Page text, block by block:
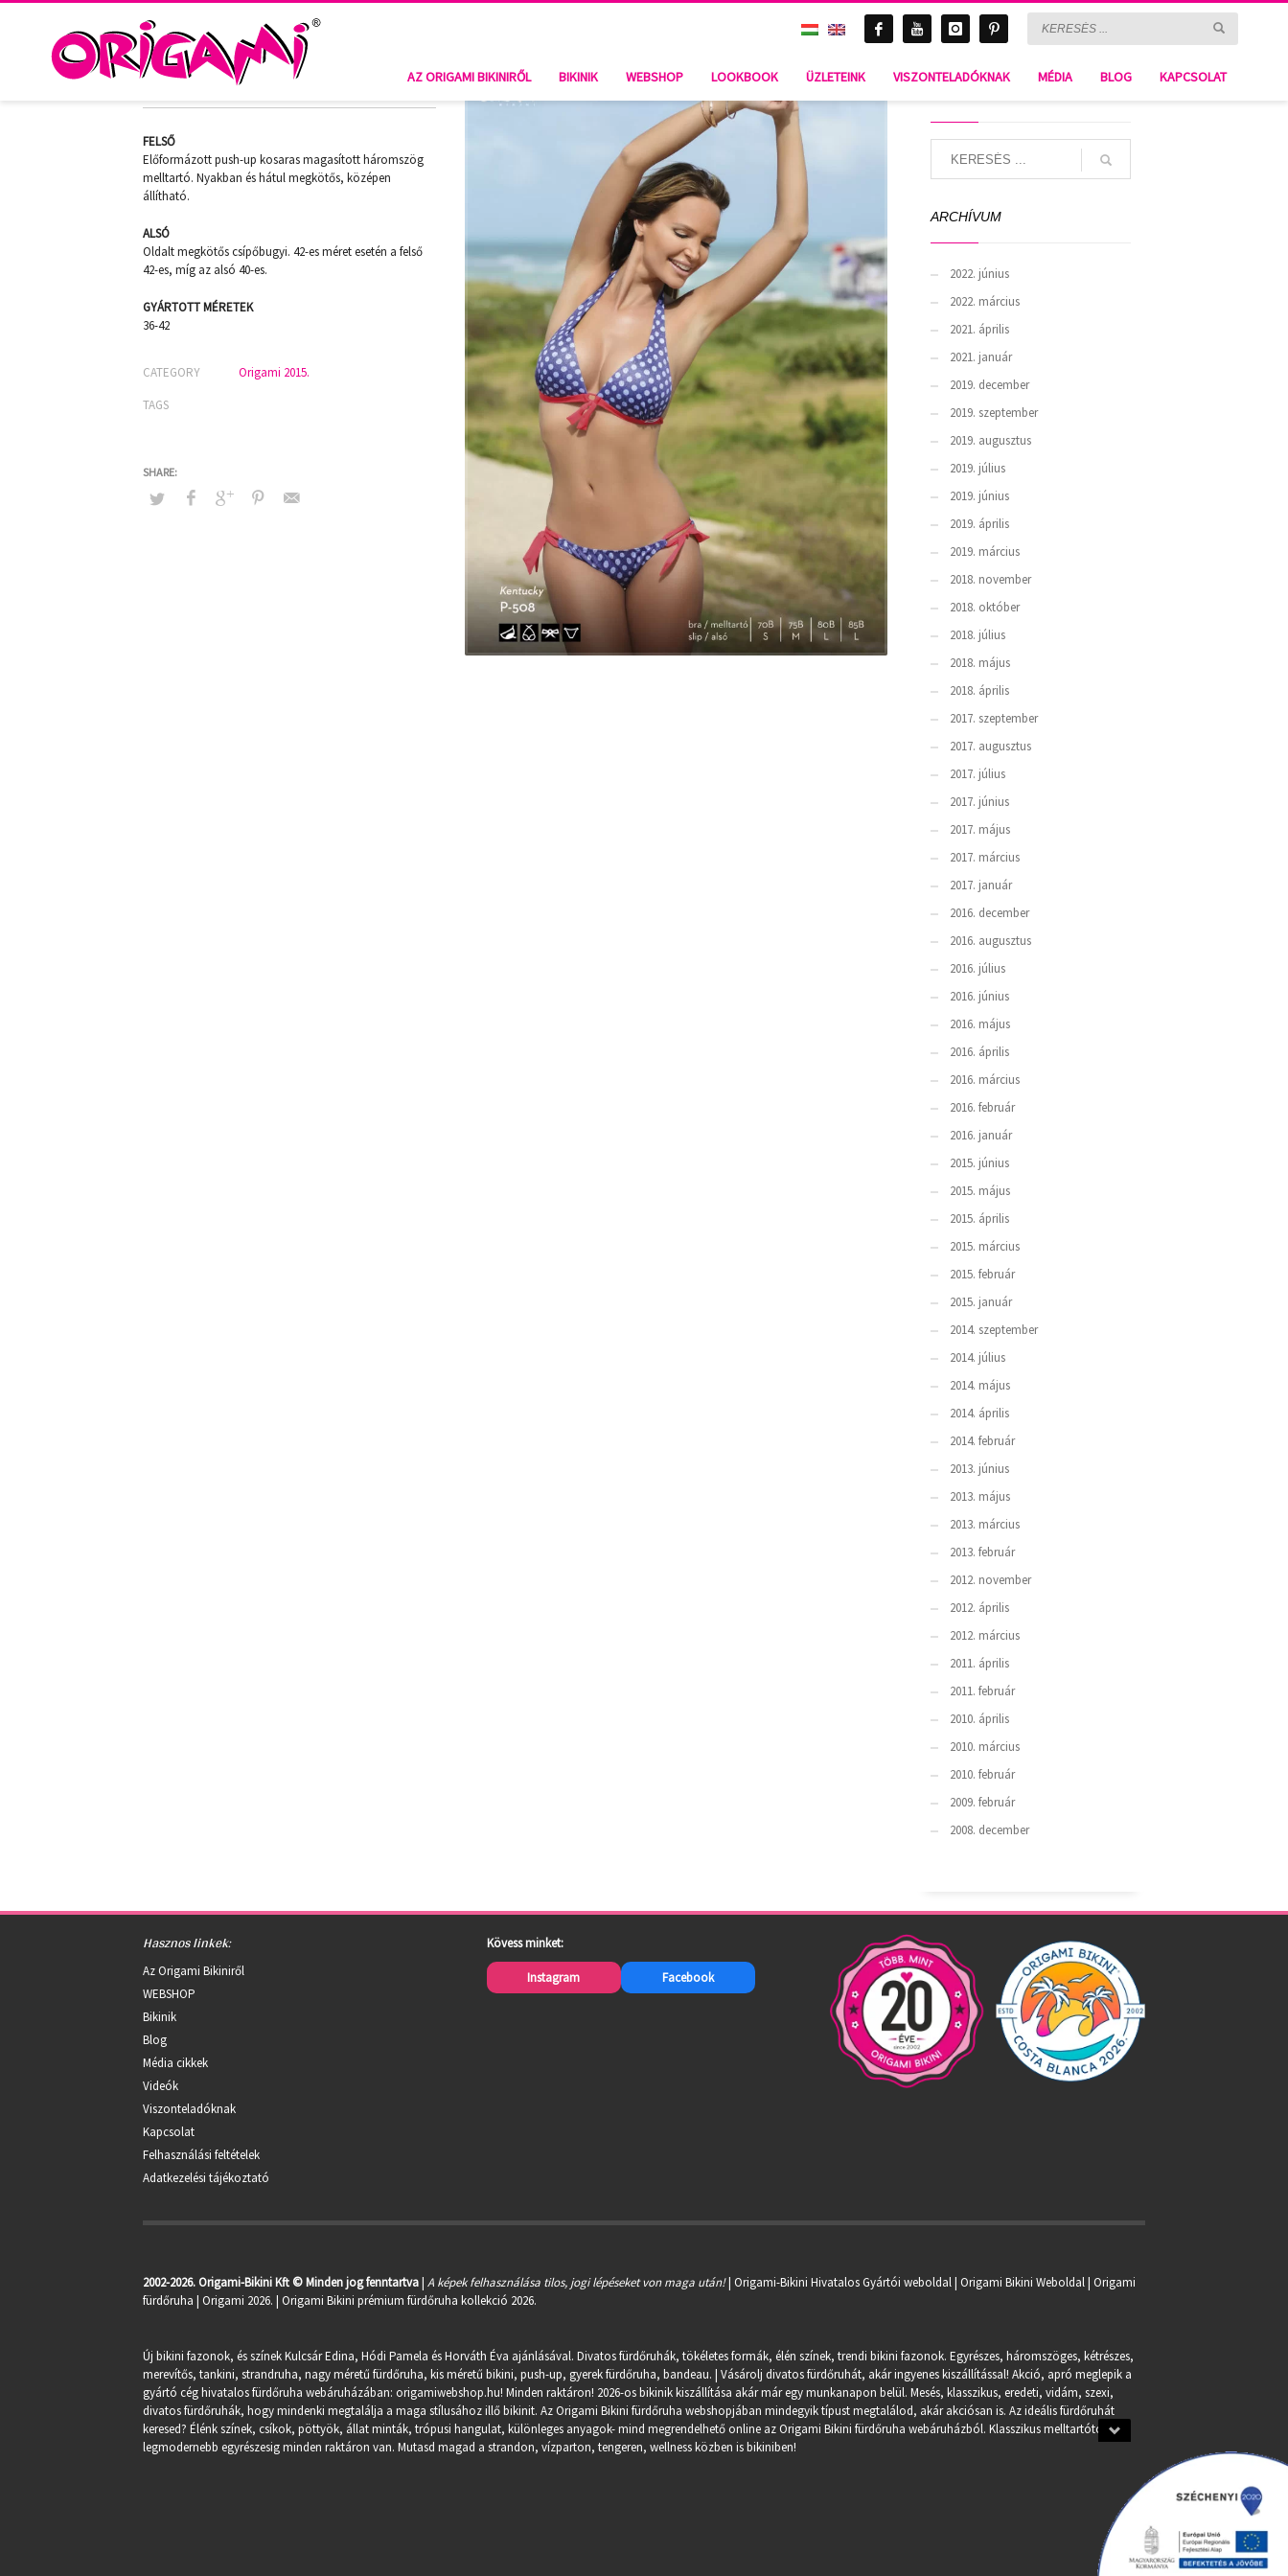
AZ ORIGAMI BIKINIRŐL BIKINIK WEBSHOP LOOKBOOK ÜZLETEINK VISZONTELADÓKNAK MÉDIA BLOG KAPCSOLAT
KENTUCKY P-508 Kentucky P-508
KENTUCKY P-508
FELSŐ
Előformázott push-up kosaras magasított háromszög
melltartó. Nyakban és hátul megkötős, középen
állítható.
ALSÓ
Oldalt megkötős csípőbugyi. 42-es méret esetén a felső
42-es, míg az alsó 40-es.
GYÁRTOTT MÉRETEK
36-42
CATEGORY
Origami 2015.
TAGS
ARCHÍVUM
2022. június
2022. március
2021. április
2021. január
2019. december
2019. szeptember
2019. augusztus
2019. július
2019. június
2019. április
2019. március
2018. november
2018. október
2018. július
2018. május
2018. április
2017. szeptember
2017. augusztus
2017. július
2017. június
2017. május
2017. március
2017. január
2016. december
2016. augusztus
2016. július
2016. június
2016. május
2016. április
2016. március
2016. február
2016. január
2015. június
2015. május
2015. április
2015. március
2015. február
2015. január
2014. szeptember
2014. július
2014. május
2014. április
2014. február
2013. június
2013. május
2013. március
2013. február
2012. november
2012. április
2012. március
2011. április
2011. február
2010. április
2010. március
2010. február
2009. február
2008. december
Hasznos linkek:
Az Origami Bikiniről
WEBSHOP
Bikinik
Blog
Média cikkek
Videók
Viszonteladóknak
Kapcsolat
Felhasználási feltételek
Adatkezelési tájékoztató
Kövess minket:
Instagram Facebook
2002-2026. Origami-Bikini Kft © Minden jog fenntartva|A képek felhasználása tilos, jogi lépéseket von maga után!| Origami-Bikini Hivatalos Gyártói weboldal | Origami Bikini Weboldal |Origami
fürdőruha | Origami 2026. | Origami Bikini prémium fürdőruha kollekció 2026.
Új bikini fazonok, és színek Kulcsár Edina, Hódi Pamela és Horváth Éva ajánlásával. Divatos fürdőruhák, tökéletes formák, élén színek, trendi bikini fazonok. Egyrészes, háromszöges, kétrészes,
merevítős, tankini, strandruha, nagy méretű fürdőruha, kis méretű bikini, push-up, gyerek fürdőruha, bandeau. | Vásárolj divatos fürdőruhát, akár ingyenes kiszállítással! Akció, apró meglepik a
gyártó cég hivatalos fürdőruha webáruházában: origamiwebshop.hu! Minden raktáron! 2026-os bikinik kiszállítása akár már egy munkanapon belül. Mesés, klasszikus, eredeti, vidám, szexi,
divatos fürdőruhák, hogy mindenki megtalálja a maga stílusához illő bikinit. Az Origami Bikini fürdőruha webshopjában mindegyik típust megtalálod, akár akciósan is. Az ideális fürdőruhát
keresed? Élénk színek, csíkok, pöttyök, állat minták, trópusi hangulat, különleges anyagok- mind megrendelhető online az Origami Bikini fürdőruha webáruházból. Klasszikus melltartótól a
legmodernebb egyrészesig minden raktáron van. Mutasd magad a strandon, vízparton, tengeren, wellness közben is bikiniben!